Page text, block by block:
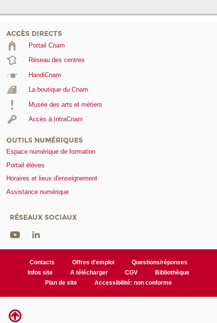
ACCÈS DIRECTS
Portail Cnam
Réseau des centres
HandiCnam
La boutique du Cnam
Musée des arts et métiers
Accès à IntraCnam
OUTILS NUMÉRIQUES
Espace numérique de formation
Portail élèves
Horaires et lieux d'enseignement
Assistance numérique
RÉSEAUX SOCIAUX
Contacts Offres d'emploi
Questions/réponses
Infos site
A télécharger CGV
Bibliothèque
Plan de site
Accessibilité: non conforme